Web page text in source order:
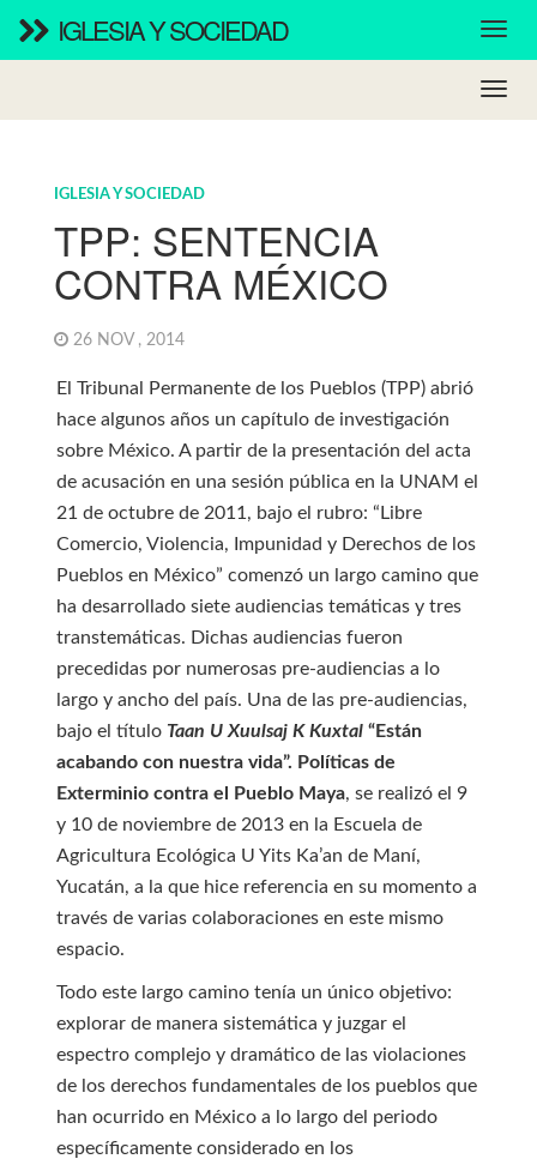
IGLESIA Y SOCIEDAD
IGLESIA Y SOCIEDAD
TPP: SENTENCIA
CONTRA MÉXICO
26 NOV , 2014
El Tribunal Permanente de los Pueblos (TPP) abrió
hace algunos años un capítulo de investigación
sobre México. A partir de la presentación del acta
de acusación en una sesión pública en la UNAM el
21 de octubre de 2011, bajo el rubro: “Libre
Comercio, Violencia, Impunidad y Derechos de los
Pueblos en México” comenzó un largo camino que
ha desarrollado siete audiencias temáticas y tres
transtemáticas. Dichas audiencias fueron
precedidas por numerosas pre-audiencias a lo
largo y ancho del país. Una de las pre-audiencias,
bajo el título Taan U Xuulsaj K Kuxtal“Están
acabando con nuestra vida”. Políticas de
Exterminio contra el Pueblo Maya, se realizó el 9
y 10 de noviembre de 2013 en la Escuela de
Agricultura Ecológica U Yits Ka’an de Maní,
Yucatán, a la que hice referencia en su momento a
través de varias colaboraciones en este mismo
espacio.
Todo este largo camino tenía un único objetivo:
explorar de manera sistemática y juzgar el
espectro complejo y dramático de las violaciones
de los derechos fundamentales de los pueblos que
han ocurrido en México a lo largo del periodo
específicamente considerado en los